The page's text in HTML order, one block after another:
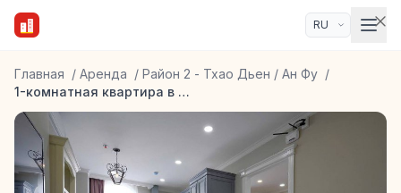
Главная / Аренда / Район 2 - Тхао Дьен / Ан Фу /
1-комнатная квартира в Тхао Дьен